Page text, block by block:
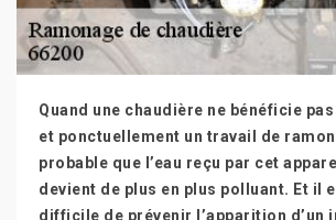
Quand une chaudière ne bénéficie
et ponctuellement un travail de
probable que l’eau reçu par cet
devient de plus en plus polluant. Et il
difficile de prévenir l’apparition d’un